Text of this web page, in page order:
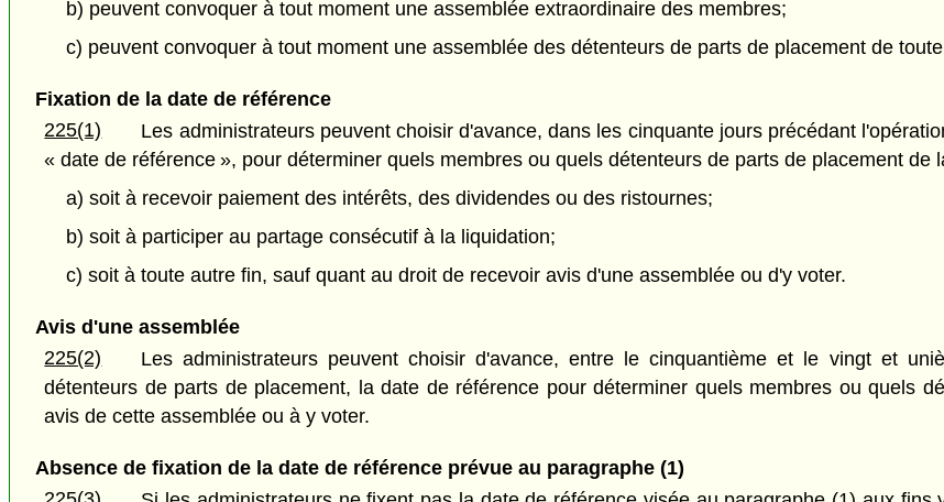
b) peuvent convoquer à tout moment une assemblée extraordinaire des membres;
c) peuvent convoquer à tout moment une assemblée des détenteurs de parts de placement de
Fixation de la date de référence
225(1)
Les administrateurs peuvent choisir d'avance, dans les cinquante jours précédant
« date de référence », pour déterminer quels membres ou quels détenteurs de parts de placement de
a) soit à recevoir paiement des intérêts, des dividendes ou des ristournes;
b) soit à participer au partage consécutif à la liquidation;
c) soit à toute autre fin, sauf quant au droit de recevoir avis d'une assemblée ou d'y voter.
Avis d'une assemblée
225(2)
Les administrateurs peuvent choisir d'avance, entre le cinquantième et le vingt et
détenteurs de parts de placement, la date de référence pour déterminer quels membres ou quels
avis de cette assemblée ou à y voter.
Absence de fixation de la date de référence prévue au paragraphe (1)